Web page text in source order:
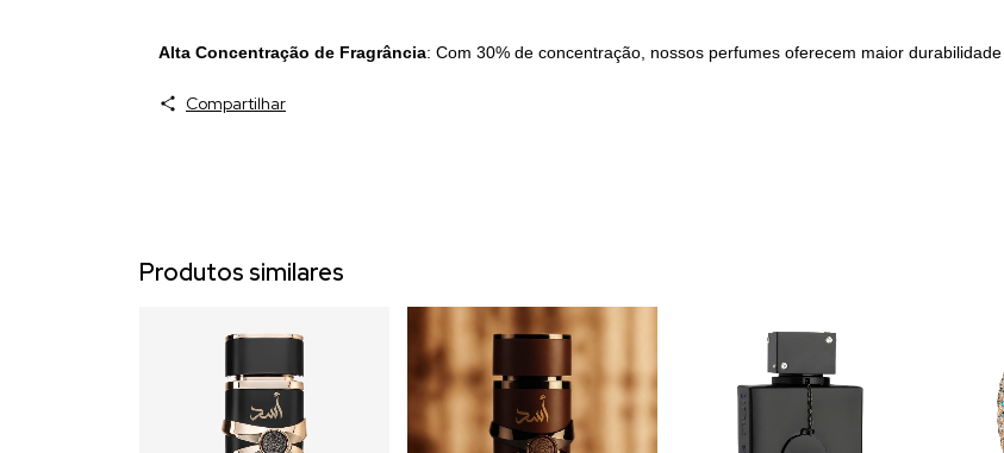
Alta Concentração de Fragrância: Com 30% de concentração, nossos perfumes oferecem maior
Compartilhar
Produtos similares